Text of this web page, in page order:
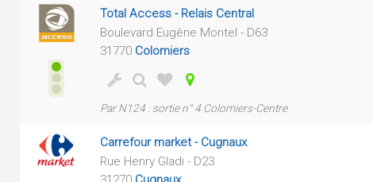
Total Access - Relais Central
Boulevard Eugène Montel - D63
31770 Colomiers
Par N124 : sortie n° 4 Colomiers-Centre
Carrefour market - Cugnaux
Rue Henry Gladi - D23